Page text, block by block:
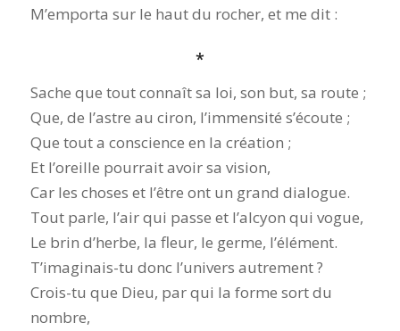
M’emporta sur le haut du rocher, et me dit :
*
Sache que tout connaît sa loi, son but, sa route ;
Que, de l’astre au ciron, l’immensité s’écoute ;
Que tout a conscience en la création ;
Et l’oreille pourrait avoir sa vision,
Car les choses et l’être ont un grand dialogue.
Tout parle, l’air qui passe et l’alcyon qui vogue,
Le brin d’herbe, la fleur, le germe, l’élément.
T’imaginais-tu donc l’univers autrement ?
Crois-tu que Dieu, par qui la forme sort du
nombre,